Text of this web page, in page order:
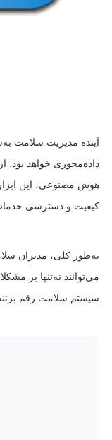
آینده مدیریت سلامت
داده‌محوری خواهد بود.
هوش مصنوعی، این
کیفیت و دسترسی خدمات
به‌طور کلی، مدیران
می‌توانند نه‌تنها بر
سیستم سلامت رقم